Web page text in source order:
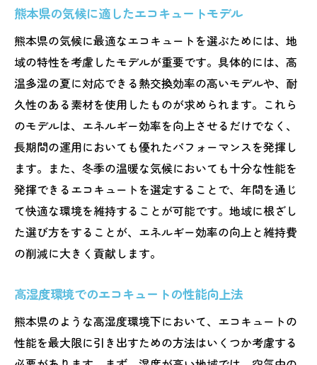
熊本県の気候に適したエコキュートモデル
熊本県の気候に最適なエコキュートを選ぶためには、地
域の特性を考慮したモデルが重要です。具体的には、高
温多湿の夏に対応できる熱交換効率の高いモデルや、耐
久性のある素材を使用したものが求められます。これら
のモデルは、エネルギー効率を向上させるだけでなく、
長期間の運用においても優れたパフォーマンスを発揮し
ます。また、冬季の温暖な気候においても十分な性能を
発揮できるエコキュートを選定することで、年間を通じ
て快適な環境を維持することが可能です。地域に根ざし
た選び方をすることが、エネルギー効率の向上と維持費
の削減に大きく貢献します。
高湿度環境でのエコキュートの性能向上法
熊本県のような高湿度環境下において、エコキュートの
性能を最大限に引き出すための方法はいくつか考慮する